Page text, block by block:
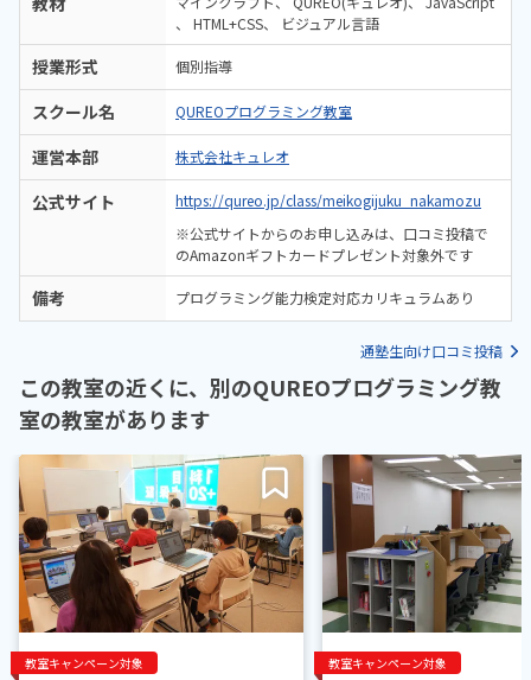
HTML+CSS
ビジュアル言語
授業形式 個別指導
スクール名 QUREOプログラミング教室
運営本部 株式会社キュレオ
公式サイト
https://qureo.jp/class/meikogijuku_nakamozu
※公式サイトからのお申し込みは、口コミ投稿で
のAmazonギフトカードプレゼント対象外です
備考 プログラミング能力検定対応カリキュラムあり
通塾生向け口コミ投稿
この教室の近くに、別のQUREOプログラミング教
室の教室があります
教室キャンペーン対象 教室キャンペーン対象